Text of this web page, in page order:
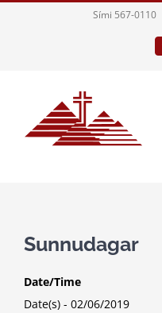
Sími 567-0110
Sunnudagar
Date/Time
Date(s) - 02/06/2019